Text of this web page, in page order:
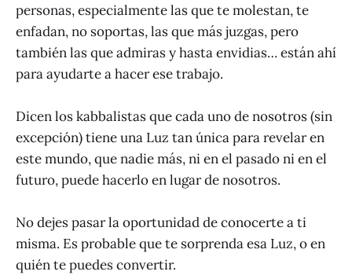
personas, especialmente las que te molestan, te
enfadan, no soportas, las que más juzgas, pero
también las que admiras y hasta envidias… están ahí
para ayudarte a hacer ese trabajo.
Dicen los kabbalistas que cada uno de nosotros (sin
excepción) tiene una Luz tan única para revelar en
este mundo, que nadie más, ni en el pasado ni en el
futuro, puede hacerlo en lugar de nosotros.
No dejes pasar la oportunidad de conocerte a ti
misma. Es probable que te sorprenda esa Luz, o en
quién te puedes convertir.